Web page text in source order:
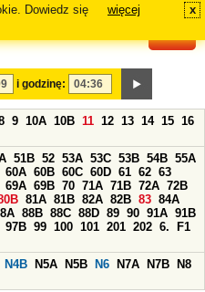
Dowiedz się
więcej x
i godzinę:
9 10A 10B 11 12 13 14 15 16
51B 52 53A 53C 53B 54B 55A
60A 60B 60C 60D 61 62 63
69A 69B 70 71A 71B 72A 72B
81A 81B 82A 82B 83 84A
88B 88C 88D 89 90 91A 91B
97B 99 100 101 201 202 6.
F1
N4B N5A N5B N6 N7A N7B
N8